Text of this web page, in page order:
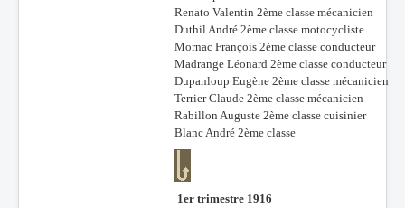
Renato Valentin 2ème classe mécanicien
Duthil André 2ème classe motocycliste
Mornac François 2ème classe conducteur
Madrange Léonard 2ème classe conducteur
Dupanloup Eugène 2ème classe mécanicien
Terrier Claude 2ème classe mécanicien
Rabillon Auguste 2ème classe cuisinier
Blanc André 2ème classe
1er trimestre 1916